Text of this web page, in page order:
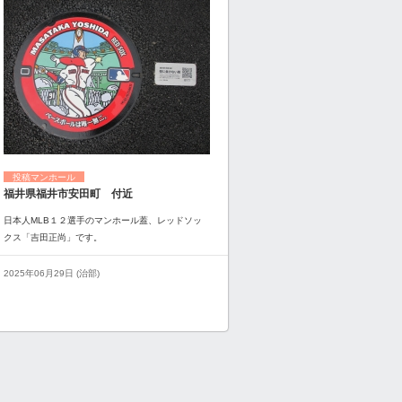
投稿マンホール
福井県福井市安田町 付近
日本人MLB１２選手のマンホール蓋、レッドソッ
クス「吉田正尚」です。
2025年06月29日 (治部)